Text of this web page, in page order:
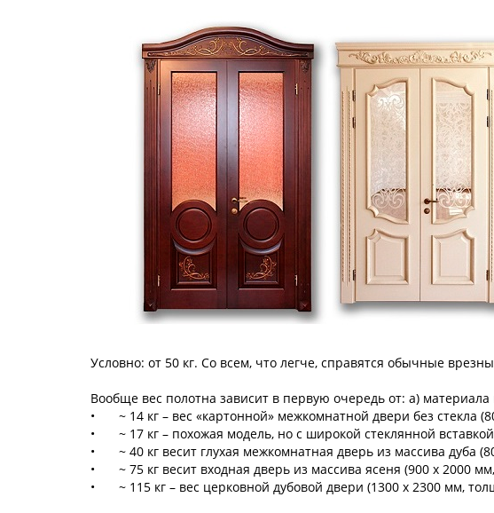
Условно: от 50 кг. Со всем, что легче, справятся обычные
Вообще вес полотна зависит в первую очередь от: а)
•
~ 14 кг – вес «картонной» межкомнатной двери без стекла
•
~ 17 кг – похожая модель, но с широкой стеклянной
•
~ 40 кг весит глухая межкомнатная дверь из массива дуба
•
~ 75 кг весит входная дверь из массива ясеня (900 x 2000
•
~ 115 кг – вес церковной дубовой двери (1300 x 2300 мм,